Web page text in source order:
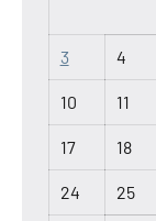
3 4
10 11
17 18
24 25